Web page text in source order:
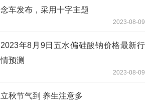
念车发布，采用十字主题
2023-08-09
2023年8月9日五水偏硅酸钠价格最新行
情预测
2023-08-09
立秋节气到 养生注意多